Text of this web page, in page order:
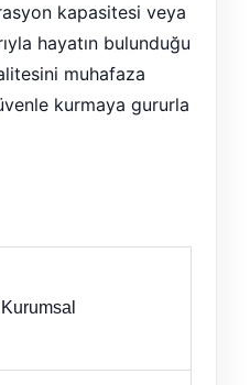
kapasitesi veya
hayatın bulunduğu
muhafaza
kurmaya gururla